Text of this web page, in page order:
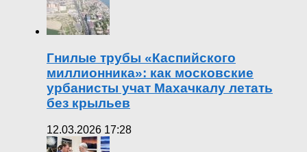
Гнилые трубы «Каспийского
миллионника»: как московские
урбанисты учат Махачкалу летать
без крыльев
12.03.2026 17:28